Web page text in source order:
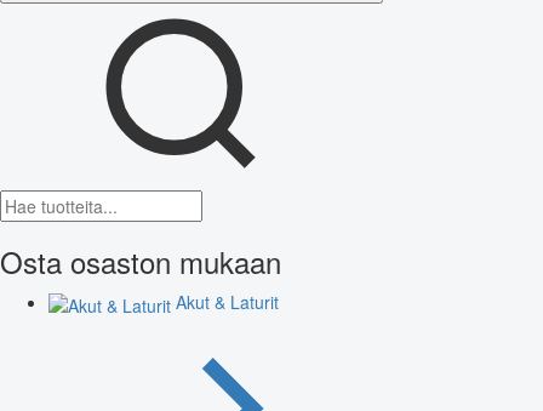
Osta osaston mukaan
Akut & Laturit